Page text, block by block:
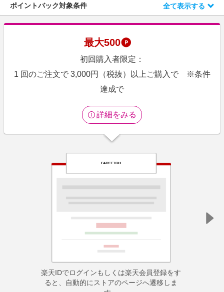
スポーツ・アウトドア・ゴルフ
インテリア・寝具
旅行・レジャー・ホテル予約
生活・お役立ち
ビジネス・その他サービス
旅行特集
わくわく夏特集
とことん買い物チャレンジ
Apple公式サイト×楽天カード分割払い
Qoo10メガポ
Samsung ボーナスキャンペーン
週末の高還元 夏の長期版
ポイントバック対象条件 全て表示する
最大500
初回購入者限定：
1 回のご注文で 3,000円（税抜）以上ご購入で ※条件
達成で
詳細をみる
楽天IDでログインもしくは楽天会員登録をす
ると、自動的にストアのページへ遷移しま